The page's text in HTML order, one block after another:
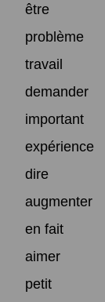
être
problème
travail
demander
important
expérience
dire
augmenter
en fait
aimer
petit